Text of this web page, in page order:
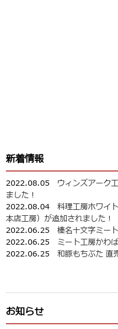
新着情報
2022.08.05 ウィンズアーク
ました！
2022.08.04 料理工房ホワイ
本店工房）が追加されました！
2022.06.25 榛名十文字ミー
2022.06.25 ミート工房かわ
2022.06.25 和豚もちぶた 直
お知らせ